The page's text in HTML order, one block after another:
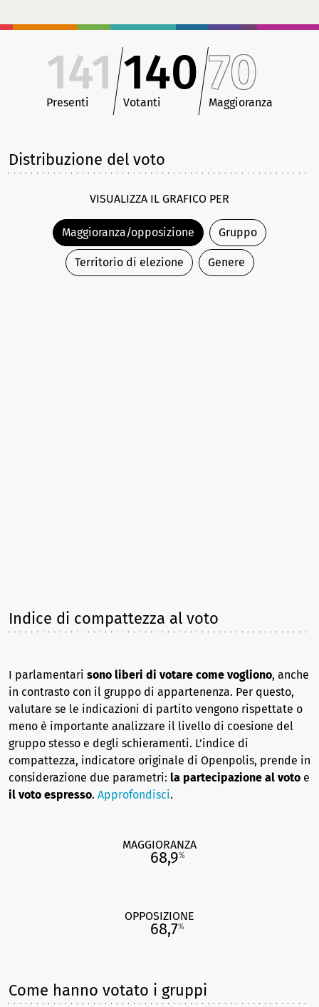
141
Presenti
140
Votanti
70
Maggioranza
Distribuzione del voto
VISUALIZZA IL GRAFICO PER
Maggioranza/opposizione Gruppo
Territorio di elezione Genere
Indice di compattezza al voto
I parlamentari sono liberi di votare come vogliono, anche
in contrasto con il gruppo di appartenenza. Per questo,
valutare se le indicazioni di partito vengono rispettate o
meno è importante analizzare il livello di coesione del
gruppo stesso e degli schieramenti. L’indice di
compattezza, indicatore originale di Openpolis, prende in
considerazione due parametri: la partecipazione al voto e
il voto espresso. Approfondisci.
MAGGIORANZA
68,9%
OPPOSIZIONE
68,7%
Come hanno votato i gruppi